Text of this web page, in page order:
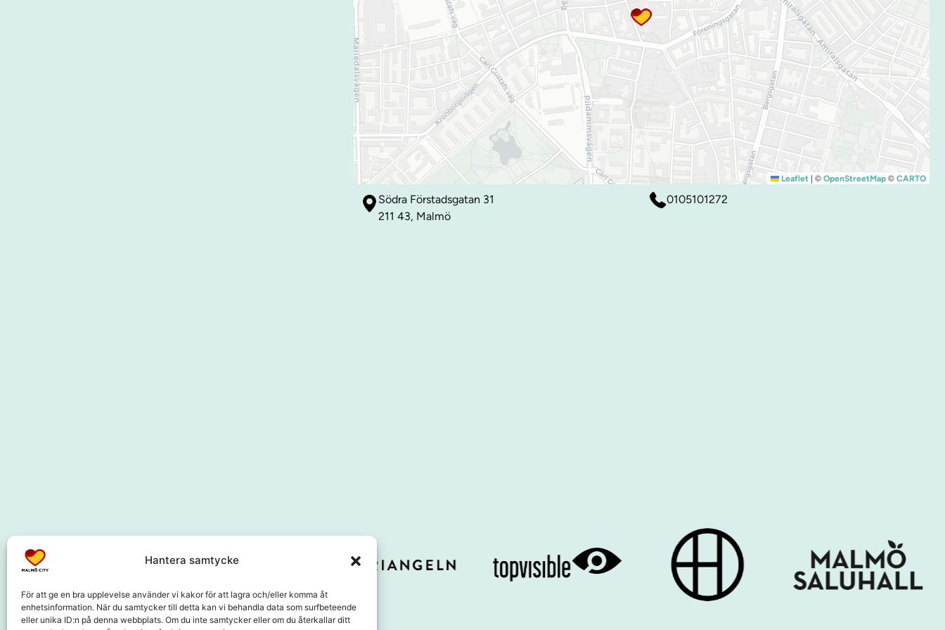
Hantera samtycke
För att ge en bra upplevelse använder vi kakor för att lagra och/eller komma åt
enhetsinformation. När du samtycker till detta kan vi behandla data som surfbeteende
eller unika ID:n på denna webbplats. Om du inte samtycker eller om du återkallar ditt
Leaflet | © OpenStreetMap © CARTO
Södra Förstadsgatan 31
211 43, Malmö
0105101272
Samarbetspartners